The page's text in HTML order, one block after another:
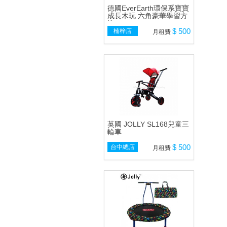
德國EverEarth環保系寶寶
成長木玩 六角豪華學習方
塊
楠梓店 月租費 $ 500
英國 JOLLY SL168兒童三
輪車
台中總店 月租費 $ 500